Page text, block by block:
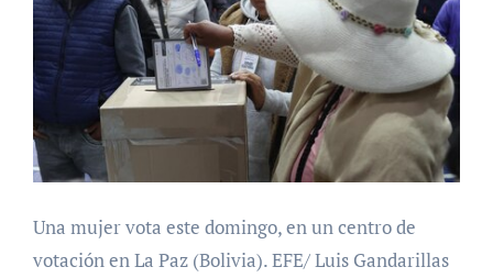
Una mujer vota este domingo, en un centro de
votación en La Paz (Bolivia). EFE/ Luis Gandarillas